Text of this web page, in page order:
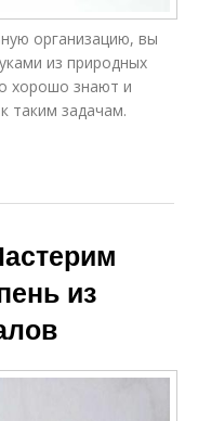
организацию, вы
из природных
хорошо знают и
таким задачам.
из